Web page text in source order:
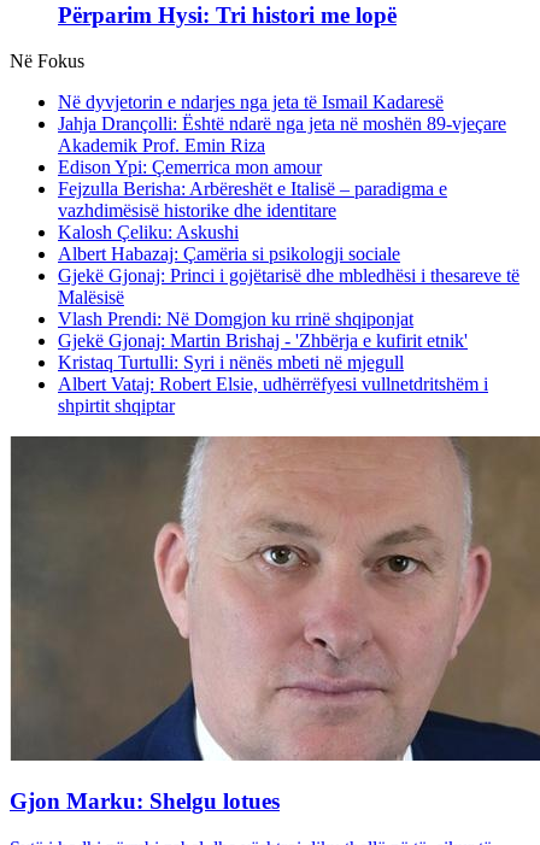
Përparim Hysi: Tri histori me lopë
Në Fokus
Në dyvjetorin e ndarjes nga jeta të Ismail Kadaresë
Jahja Drançolli: Është ndarë nga jeta në moshën 89-vjeçare
Akademik Prof. Emin Riza
Edison Ypi: Çemerrica mon amour
Fejzulla Berisha: Arbëreshët e Italisë – paradigma e
vazhdimësisë historike dhe identitare
Kalosh Çeliku: Askushi
Albert Habazaj: Çamëria si psikologji sociale
Gjekë Gjonaj: Princi i gojëtarisë dhe mbledhësi i thesareve të
Malësisë
Vlash Prendi: Në Domgjon ku rrinë shqiponjat
Gjekë Gjonaj: Martin Brishaj - 'Zhbërja e kufirit etnik'
Kristaq Turtulli: Syri i nënës mbeti në mjegull
Albert Vataj: Robert Elsie, udhërrëfyesi vullnetdritshëm i
shpirtit shqiptar
Gjon Marku: Shelgu lotues